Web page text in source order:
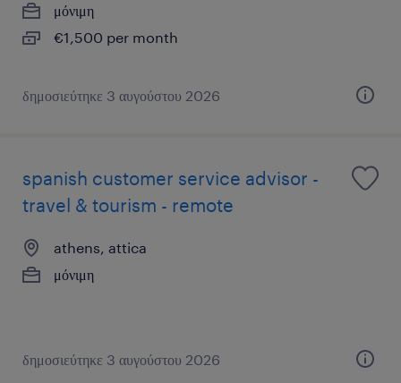
μόνιμη
€1,500 per month
δημοσιεύτηκε 3 αυγούστου 2026
spanish customer service advisor -
travel & tourism - remote
athens, attica
μόνιμη
δημοσιεύτηκε 3 αυγούστου 2026